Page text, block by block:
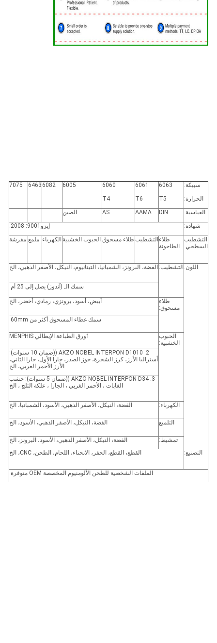
سبيكة: 6063
6061
6060
6005
6082
6463
7075
الحرارة:
T5
T6
T4
القياسية:
DIN
AAMA
AS
الصين
شهادة:
إيزو9001: 2008.
التشطيب
السطحي:
طلاء
الطاحونة
التشطيب طلاء مسحوق الحبوب الخشبية الكهرباء ملمع مفرشة
اللون:التشطيب: الفضة، البرونز، الشمبانيا، التيتانيوم، النيكل، الأصفر الذهبي، الخ
سمك الـ (آندوز) يصل إلى 25 أم.
طلاء
مسحوق:
أبيض، أسود، برونزي، رمادي، أخضر، الخ
سمك غطاء المسحوق أكثر من 60mm.
الحبوب
الخشبية:
1ورق الطباعة الإيطالي MENPHIS
2. AKZO NOBEL INTERPON D1010 ((ضمان 10 سنوات):
أستراليا الأرز، كرز الشجرة، جوز الصدر، جارا الأول، جارا الثاني،
الأرز الأحمر الغربي، الخ
3. AKZO NOBEL INTERPON D34 ((ضمان 5 سنوات): خشب
الغابات ، الأحمر الغربي ، الجارا ، علكة الثلج ، الخ
الكهرباء: الفضة، النيكل، الأصفر الذهبي، الأسود، الشمبانيا، الخ
التلميع الفضة، النيكل، الأصفر الذهبي، الأسود، الخ
تمشيط:
الفضة، النيكل، الأصفر الذهبي، الأسود، البرونز، الخ
التصنيع:
القطع، القطع، الحفر، الانحناء، اللحام، الطحن، CNC، الخ
الملفات الشخصية للطحن الألومنيوم المخصصة OEM متوفرة.